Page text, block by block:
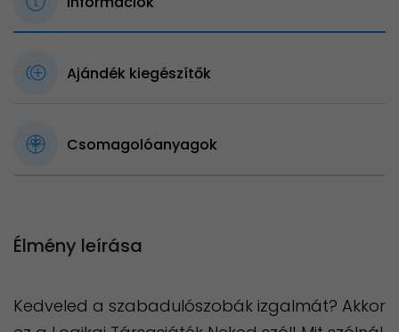
Ajándék kiegészítők
Csomagolóanyagok
Élmény leírása
Kedveled a szabadulószobák izgalmát? Akkor